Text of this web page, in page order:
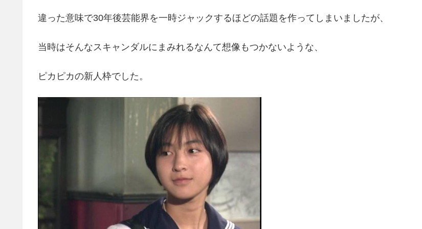
違った意味で30年後芸能界を一時ジャックするほどの話題を作ってしまいましたが、
当時はそんなスキャンダルにまみれるなんて想像もつかないような、
ピカピカの新人枠でした。